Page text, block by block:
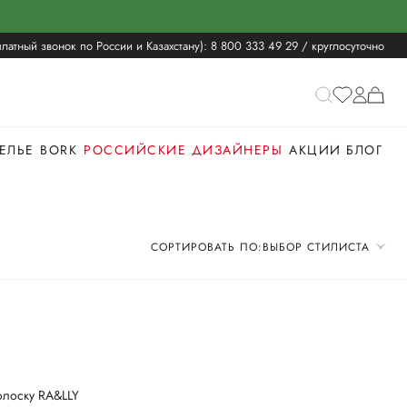
звонок по России и Казахстану): 8 800 333 49 29 / круглосуточно
BORK РОССИЙСКИЕ ДИЗАЙНЕРЫ АКЦИИ БЛОГ
СОРТИРОВАТЬ ПО:ВЫБОР СТИЛИСТА